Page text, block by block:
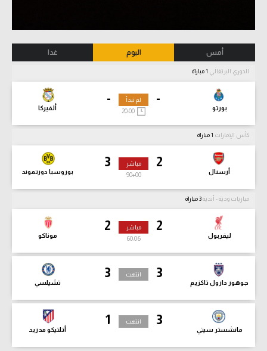
أمس اليوم غدا
الدوري البرتغالي
-
بورتو
-
ألفيركا
لم تبدأ
كأس الإمارات
2
أرسنال
3
بوروسيا دورتموند
مباشر
90+00
مباريات ودية - أندية
2
ليفربول
2
موناكو
مباشر
60:08
3
جوهور دارول تاكزيم
3
تشيلسي
انتهت
3
مانشستر سيتي
1
أتلتيكو مدريد
انتهت